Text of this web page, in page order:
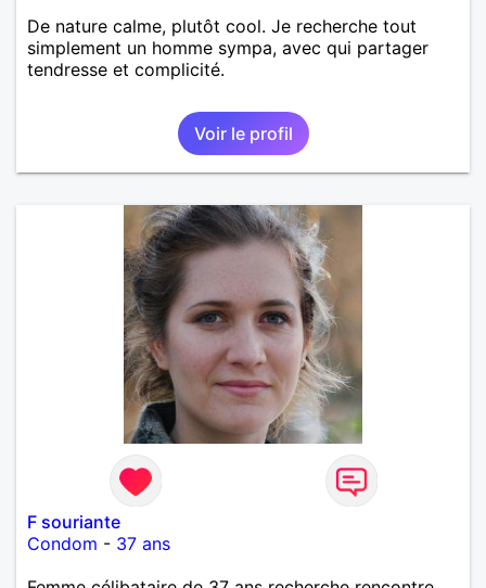
De nature calme, plutôt cool. Je recherche tout
simplement un homme sympa, avec qui partager
tendresse et complicité.
Voir le profil
F souriante
Condom - 37 ans